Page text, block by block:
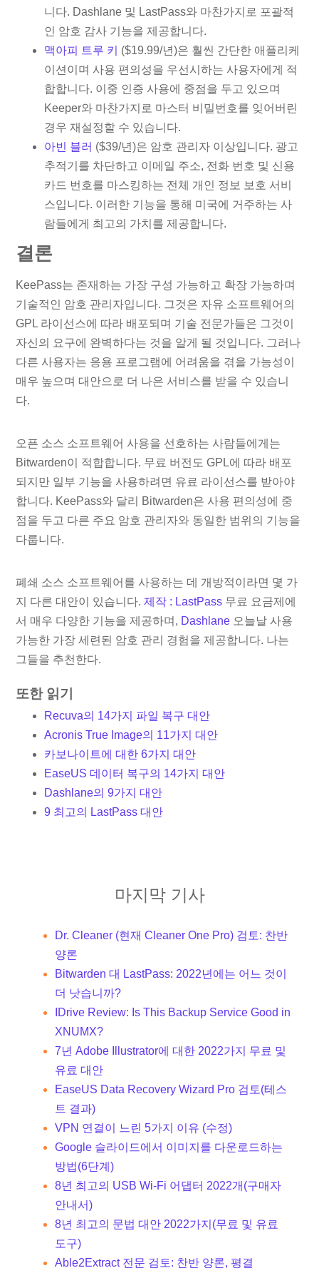
니다. Dashlane 및 LastPass와 마찬가지로 포괄적
인 암호 감사 기능을 제공합니다.
맥아피 트루 키
($19.99/년)은 훨씬 간단한 애플리케
이션이며 사용 편의성을 우선시하는 사용자에게 적
합합니다. 이중 인증 사용에 중점을 두고 있으며
Keeper와 마찬가지로 마스터 비밀번호를 잊어버린
경우 재설정할 수 있습니다.
아빈 블러 ($39/년)은 암호 관리자 이상입니다. 광고
추적기를 차단하고 이메일 주소, 전화 번호 및 신용
카드 번호를 마스킹하는 전체 개인 정보 보호 서비
스입니다. 이러한 기능을 통해 미국에 거주하는 사
람들에게 최고의 가치를 제공합니다.
결론
KeePass는 존재하는 가장 구성 가능하고 확장 가능하며
기술적인 암호 관리자입니다. 그것은 자유 소프트웨어의
GPL 라이선스에 따라 배포되며 기술 전문가들은 그것이
자신의 요구에 완벽하다는 것을 알게 될 것입니다. 그러나
다른 사용자는 응용 프로그램에 어려움을 겪을 가능성이
매우 높으며 대안으로 더 나은 서비스를 받을 수 있습니
다.
오픈 소스 소프트웨어 사용을 선호하는 사람들에게는
Bitwarden이 적합합니다. 무료 버전도 GPL에 따라 배포
되지만 일부 기능을 사용하려면 유료 라이선스를 받아야
합니다. KeePass와 달리 Bitwarden은 사용 편의성에 중
점을 두고 다른 주요 암호 관리자와 동일한 범위의 기능을
다룹니다.
폐쇄 소스 소프트웨어를 사용하는 데 개방적이라면 몇 가
지 다른 대안이 있습니다.제작 : LastPass 무료 요금제에
서 매우 다양한 기능을 제공하며, Dashlane 오늘날 사용
가능한 가장 세련된 암호 관리 경험을 제공합니다. 나는
그들을 추천한다.
또한 읽기
Recuva의 14가지 파일 복구 대안
Acronis True Image의 11가지 대안
카보나이트에 대한 6가지 대안
EaseUS 데이터 복구의 14가지 대안
Dashlane의 9가지 대안
9 최고의 LastPass 대안
마지막 기사
Dr. Cleaner (현재 Cleaner One Pro) 검토: 찬반
양론
Bitwarden 대 LastPass: 2022년에는 어느 것이
더 낫습니까?
IDrive Review: Is This Backup Service Good in
XNUMX?
7년 Adobe Illustrator에 대한 2022가지 무료 및
유료 대안
EaseUS Data Recovery Wizard Pro 검토(테스
트 결과)
VPN 연결이 느린 5가지 이유 (수정)
Google 슬라이드에서 이미지를 다운로드하는
방법(6단계)
8년 최고의 USB Wi-Fi 어댑터 2022개(구매자
안내서)
8년 최고의 문법 대안 2022가지(무료 및 유료
도구)
Able2Extract 전문 검토: 찬반 양론, 평결